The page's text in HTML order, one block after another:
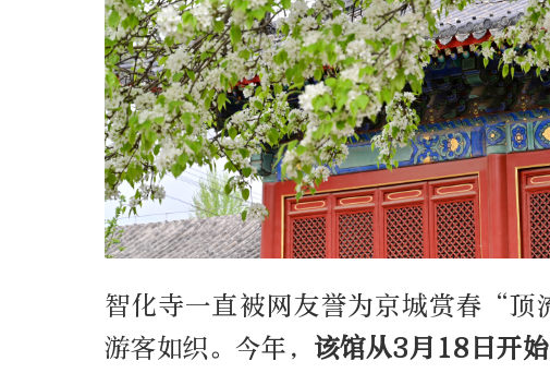
智化寺一直被网友誉为京城赏春“顶
游客如织。今年， 该馆从3月18日开